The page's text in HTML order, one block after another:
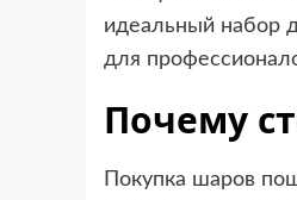
идеальный набор
для
Почему
Покупка шаров